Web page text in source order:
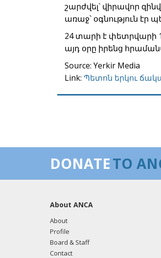
շարժվել` վիրավոր
առաջ՝ օգնություն էր
24 տարի է փետրվարի
այդ օրը իրենց
Source: Yerkir Media
Link: Պետոն երկու
DONATETO
About ANCA
About
Profile
Board & Staff
Contact